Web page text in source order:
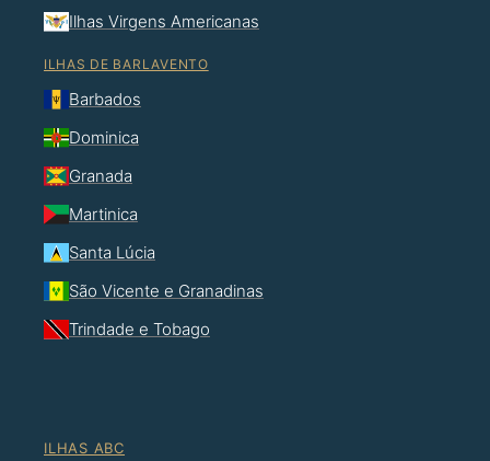
Ilhas Virgens Americanas
ILHAS DE BARLAVENTO
Barbados
Dominica
Granada
Martinica
Santa Lúcia
São Vicente e Granadinas
Trindade e Tobago
ILHAS ABC